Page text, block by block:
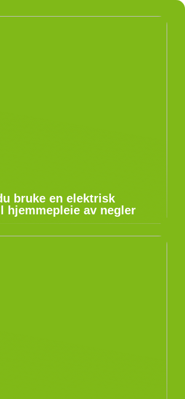
bruke en elektrisk
hjemmepleie av negler